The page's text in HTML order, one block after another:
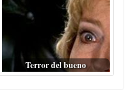
Terror del bueno